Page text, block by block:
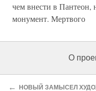
чем внести в Пантеон,
монумент. Мертвого
О
←